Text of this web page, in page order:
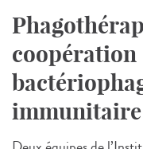
coopération
immunitaire